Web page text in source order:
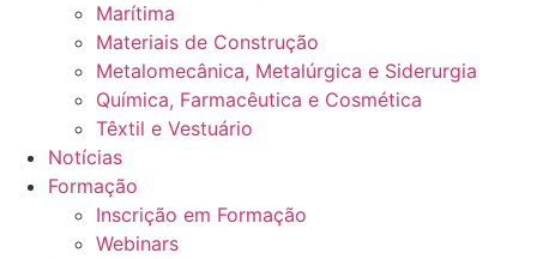
Marítima
Materiais de Construção
Metalomecânica, Metalúrgica e Siderurgia
Química, Farmacêutica e Cosmética
Têxtil e Vestuário
Notícias
Formação
Inscrição em Formação
Webinars